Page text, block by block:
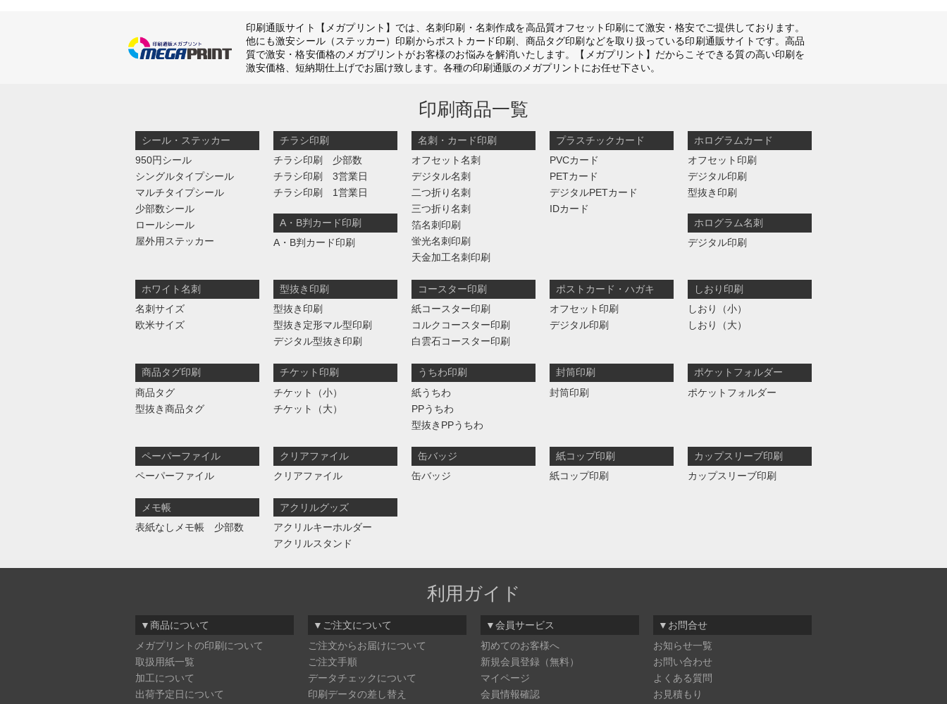
印刷通販サイト【メガプリント】では、名刺印刷・名刺作成を高品質オフセット印刷にて激安・格安でご提供しております。
他にも激安シール（ステッカー）印刷からポストカード印刷、商品タグ印刷などを取り扱っている印刷通販サイトです。高品
質で激安・格安価格のメガプリントがお客様のお悩みを解消いたします。【メガプリント】だからこそできる質の高い印刷を
激安価格、短納期仕上げでお届け致します。各種の印刷通販のメガプリントにお任せ下さい。
印刷商品一覧
シール・ステッカー
950円シール
シングルタイプシール
マルチタイプシール
少部数シール
ロールシール
屋外用ステッカー
チラシ印刷
チラシ印刷 少部数
チラシ印刷 3営業日
チラシ印刷 1営業日
A・B判カード印刷
A・B判カード印刷
名刺・カード印刷
オフセット名刺
デジタル名刺
二つ折り名刺
三つ折り名刺
箔名刺印刷
蛍光名刺印刷
天金加工名刺印刷
プラスチックカード
PVCカード
PETカード
デジタルPETカード
IDカード
ホログラムカード
オフセット印刷
デジタル印刷
型抜き印刷
ホログラム名刺
デジタル印刷
ホワイト名刺
名刺サイズ
欧米サイズ
型抜き印刷
型抜き印刷
型抜き定形マル型印刷
デジタル型抜き印刷
コースター印刷
紙コースター印刷
コルクコースター印刷
白雲石コースター印刷
ポストカード・ハガキ
オフセット印刷
デジタル印刷
しおり印刷
しおり（小）
しおり（大）
商品タグ印刷
商品タグ
型抜き商品タグ
チケット印刷
チケット（小）
チケット（大）
うちわ印刷
紙うちわ
PPうちわ
型抜きPPうちわ
封筒印刷
封筒印刷
ポケットフォルダー
ポケットフォルダー
ペーパーファイル
ペーパーファイル
クリアファイル
クリアファイル
缶バッジ
缶バッジ
紙コップ印刷
紙コップ印刷
カップスリーブ印刷
カップスリーブ印刷
メモ帳
表紙なしメモ帳 少部数
アクリルグッズ
アクリルキーホルダー
アクリルスタンド
利用ガイド
▼商品について
メガプリントの印刷について
取扱用紙一覧
加工について
出荷予定日について
▼ご注文について
ご注文からお届けについて
ご注文手順
データチェックについて
印刷データの差し替え
▼会員サービス
初めてのお客様へ
新規会員登録（無料）
マイページ
会員情報確認
▼お問合せ
お知らせ一覧
お問い合わせ
よくある質問
お見積もり